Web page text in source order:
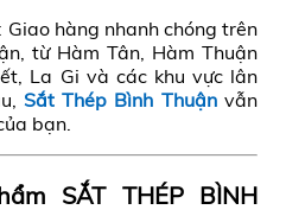
: Giao hàng nhanh chóng trên
từ Hàm Tân, Hàm Thuận
La Gi và các khu vực lân
Sắt Thép Bình Thuận vẫn
bạn.
SẮT THÉP BÌNH